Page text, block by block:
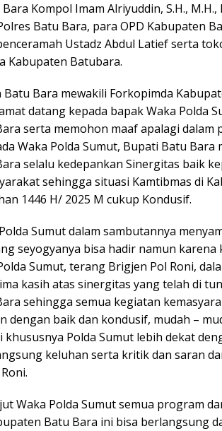
Kompol Imam Alriyuddin, S.H.,
Batu Bara, para OPD Kabupaten
Ustadz Abdul Latief serta
Kabupaten Batubara.
Bara mewakili Forkopimda
datang kepada bapak Waka Polda
serta memohon maaf apalagi
Waka Polda Sumut, Bupati Batu Bara
selalu kedepankan Sinergitas baik
sehingga situasi Kamtibmas di
1446 H/ 2025 M cukup Kondusif.
Sumut dalam sambutannya
seyogyanya bisa hadir namun
Sumut, terang Brigjen Pol Roni,
kasih atas sinergitas yang telah di
sehingga semua kegiatan
dengan baik dan kondusif, mudah –
khususnya Polda Sumut lebih dekat
keluhan serta kritik dan saran
Waka Polda Sumut semua program
Batu Bara ini bisa berlangsung